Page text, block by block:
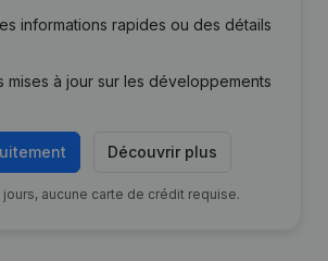
informations rapides ou des détails
mises à jour sur les développements
Découvrir plus
jours, aucune carte de crédit requise.